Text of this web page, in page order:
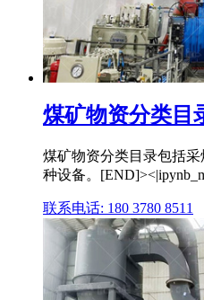
煤矿物资分类目
煤矿物资分类目录包括
种设备。
联系电话: 180 3780 8511